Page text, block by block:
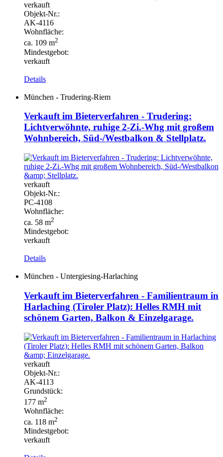
verkauft
Objekt-Nr.:
AK-4116
Wohnfläche:
ca. 109 m2
Mindestgebot:
verkauft
Details
München - Trudering-Riem
Verkauft im Bieterverfahren - Trudering:
Lichtverwöhnte, ruhige 2-Zi.-Whg mit großem
Wohnbereich, Süd-/Westbalkon & Stellplatz.
verkauft
Objekt-Nr.:
PC-4108
Wohnfläche:
ca. 58 m2
Mindestgebot:
verkauft
Details
München - Untergiesing-Harlaching
Verkauft im Bieterverfahren - Familientraum in
Harlaching (Tiroler Platz): Helles RMH mit
schönem Garten, Balkon & Einzelgarage.
verkauft
Objekt-Nr.:
AK-4113
Grundstück:
177 m2
Wohnfläche:
ca. 118 m2
Mindestgebot:
verkauft